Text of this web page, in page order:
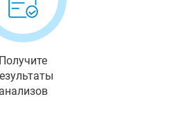
Получите
анализов